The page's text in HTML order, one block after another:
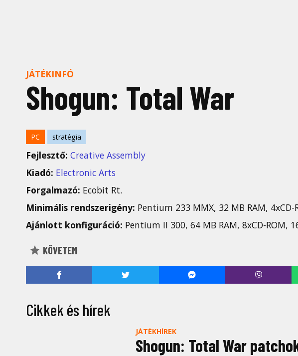
JÁTÉKINFÓ
Shogun: Total War
PC stratégia
Fejlesztő: Creative Assembly
Kiadó: Electronic Arts
Forgalmazó: Ecobit Rt.
Minimális rendszerigény: Pentium 233 MMX, 32 MB RAM, 4xCD-
Ajánlott konfiguráció: Pentium II 300, 64 MB RAM, 8xCD-ROM,
KÖVETEM
Cikkek és hírek
JÁTÉKHÍREK
Shogun: Total War